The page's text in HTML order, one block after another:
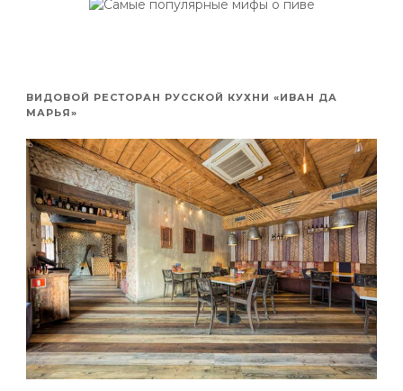
ВИДОВОЙ РЕСТОРАН РУССКОЙ КУХНИ «ИВАН ДА
МАРЬЯ»